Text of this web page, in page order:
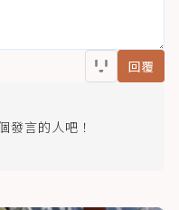
回覆
發言的人吧！